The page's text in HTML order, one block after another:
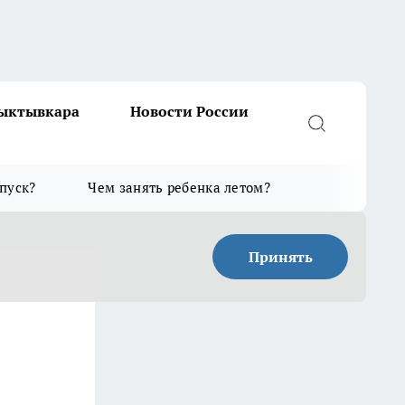
Новости России
Чем занять ребенка летом?
Принять